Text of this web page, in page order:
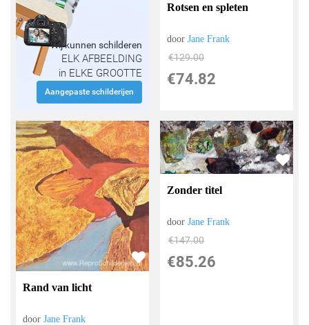
Wij kunnen schilderen
ELK AFBEELDING
in ELKE GROOTTE
Aangepaste schilderijen
Rotsen en spleten
doorJane Frank
€129.00
€74.82
Rand van licht
doorJane Frank
Zonder titel
doorJane Frank
€147.00
€85.26